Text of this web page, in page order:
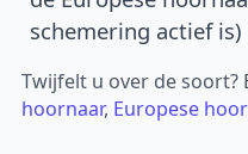
schemering actief is)
Twijfelt u over de soort?
hoornaar, Europese